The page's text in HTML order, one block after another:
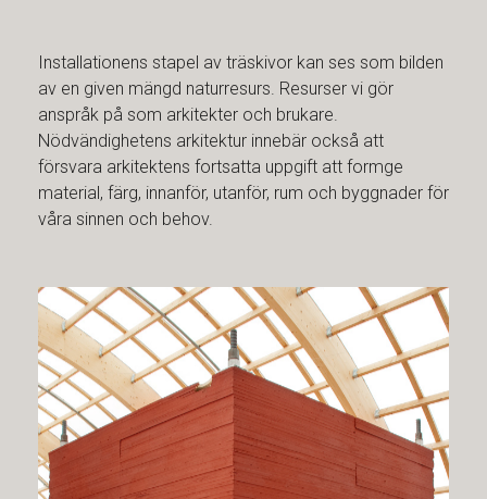
Installationens stapel av träskivor kan ses som bilden
av en given mängd naturresurs. Resurser vi gör
anspråk på som arkitekter och brukare.
Nödvändighetens arkitektur innebär också att
försvara arkitektens fortsatta uppgift att formge
material, färg, innanför, utanför, rum och byggnader för
våra sinnen och behov.